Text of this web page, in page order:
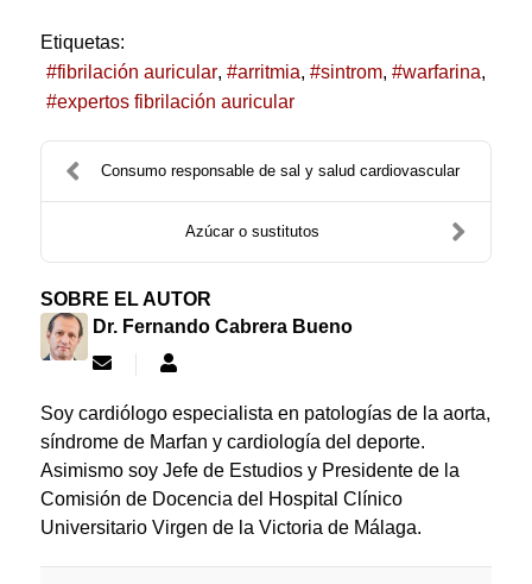
Etiquetas:
fibrilación auricular
arritmia sintrom
warfarina
expertos fibrilación auricular
Consumo responsable de sal y salud cardiovascular
Azúcar o sustitutos
SOBRE EL AUTOR
Dr. Fernando Cabrera Bueno
Suscribirse
las
actualizaciones
Dr.
Cabrera
Bueno
Soy cardiólogo especialista en patologías de la aorta,
síndrome de Marfan y cardiología del deporte.
Asimismo soy Jefe de Estudios y Presidente de la
Comisión de Docencia del Hospital Clínico
Universitario Virgen de la Victoria de Málaga.